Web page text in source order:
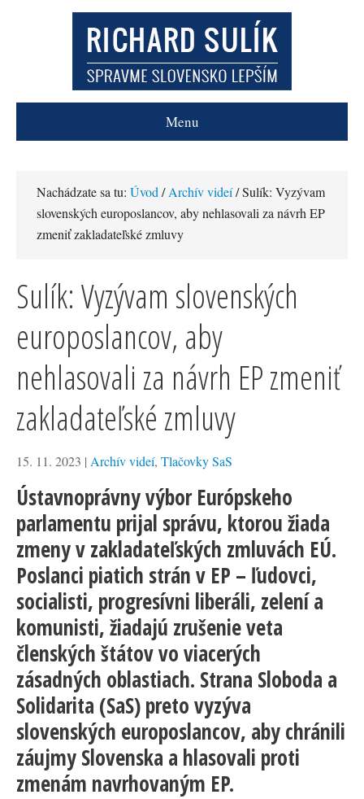
Menu
Nachádzate sa tu: Úvod /Archív videí/ Sulík: Vyzývam
slovenských europoslancov, aby nehlasovali za návrh EP
zmeniť zakladateľské zmluvy
Sulík: Vyzývam slovenských
europoslancov, aby
nehlasovali za návrh EP zmeniť
zakladateľské zmluvy
15. 11. 2023 | Archív videí, Tlačovky SaS
Ústavnoprávny výbor Európskeho
parlamentu prijal správu, ktorou žiada
zmeny v zakladateľských zmluvách EÚ.
Poslanci piatich strán v EP – ľudovci,
socialisti, progresívni liberáli, zelení a
komunisti, žiadajú zrušenie veta
členských štátov vo viacerých
zásadných oblastiach. Strana Sloboda a
Solidarita (SaS) preto vyzýva
slovenských europoslancov, aby chránili
záujmy Slovenska a hlasovali proti
zmenám navrhovaným EP.